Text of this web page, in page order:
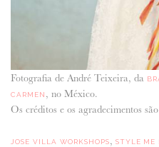
Fotografia de André Teixeira, da
CARMEN , no México.
Os créditos e os agradecimentos
JOSE VILLA WORKSHOPS, STYLE ME